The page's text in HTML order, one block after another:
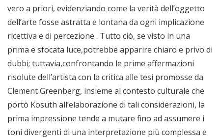
vero a priori, evidenziando come la verità dell’oggetto
dell’arte fosse astratta e lontana da ogni implicazione
ricettiva e di percezione . Tutto ciò, se visto in una
prima e sfocata luce,potrebbe apparire chiaro e privo di
dubbi; tuttavia,confrontando le prime affermazioni
risolute dell’artista con la critica alle tesi promosse da
Clement Greenberg, insieme al contesto culturale che
portò Kosuth all’elaborazione di tali considerazioni, la
prima impressione tende a mutare fino ad assumere i
toni divergenti di una interpretazione più complessa e